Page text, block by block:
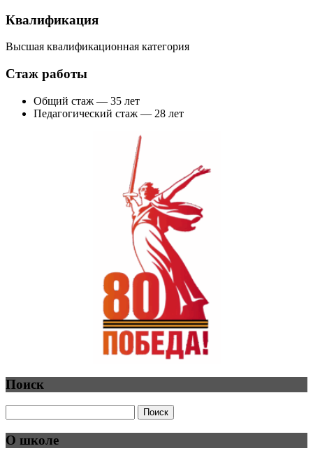
Квалификация
Высшая квалификационная категория
Стаж работы
Общий стаж — 35 лет
Педагогический стаж — 28 лет
Поиск
О школе